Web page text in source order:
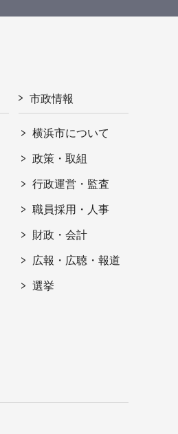
市政情報
横浜市について
政策・取組
行政運営・監査
職員採用・人事
財政・会計
広報・広聴・報道
選挙